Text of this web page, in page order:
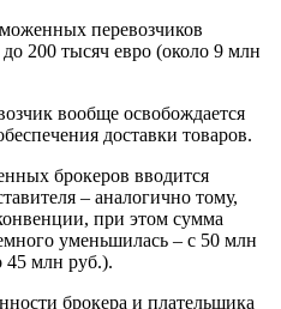
перевозчиков
200 тысяч евро (около 9 млн
вообще освобождается
доставки товаров.
брокеров вводится
– аналогично тому,
при этом сумма
уменьшилась – с 50 млн
45 млн руб.).
брокера и плательщика